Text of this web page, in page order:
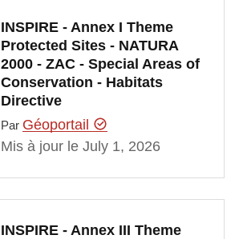
INSPIRE - Annex I Theme
Protected Sites - NATURA
2000 - ZAC - Special Areas of
Conservation - Habitats
Directive
Par Géoportail
Mis à jour le July 1, 2026
INSPIRE - Annex III Theme